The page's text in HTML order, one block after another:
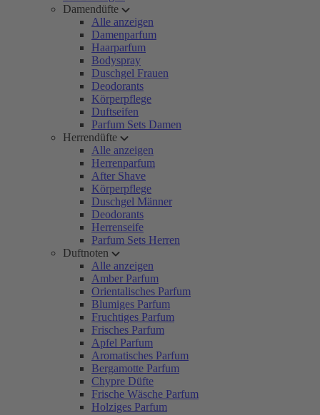
Damendüfte
Alle anzeigen
Damenparfum
Haarparfum
Bodyspray
Duschgel Frauen
Deodorants
Körperpflege
Duftseifen
Parfum Sets Damen
Herrendüfte
Alle anzeigen
Herrenparfum
After Shave
Körperpflege
Duschgel Männer
Deodorants
Herrenseife
Parfum Sets Herren
Duftnoten
Alle anzeigen
Amber Parfum
Orientalisches Parfum
Blumiges Parfum
Fruchtiges Parfum
Frisches Parfum
Apfel Parfum
Aromatisches Parfum
Bergamotte Parfum
Chypre Düfte
Frische Wäsche Parfum
Holziges Parfum